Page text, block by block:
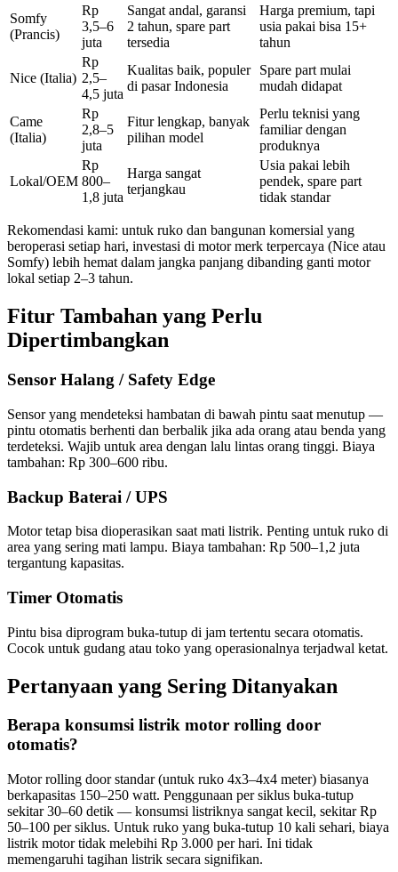
Somfy
(Prancis)
Rp
3,5–6
juta
Sangat andal, garansi
2 tahun, spare part
tersedia
Harga premium, tapi
usia pakai bisa 15+
tahun
Nice (Italia)
Rp
2,5–
4,5 juta
Kualitas baik, populer
di pasar Indonesia
Spare part mulai
mudah didapat
Came
(Italia)
Rp
2,8–5
juta
Fitur lengkap, banyak
pilihan model
Perlu teknisi yang
familiar dengan
produknya
Lokal/OEM
Rp
800–
1,8 juta
Harga sangat
terjangkau
Usia pakai lebih
pendek, spare part
tidak standar
Rekomendasi kami: untuk ruko dan bangunan komersial yang
beroperasi setiap hari, investasi di motor merk terpercaya (Nice atau
Somfy) lebih hemat dalam jangka panjang dibanding ganti motor
lokal setiap 2–3 tahun.
Fitur Tambahan yang Perlu
Dipertimbangkan
Sensor Halang / Safety Edge
Sensor yang mendeteksi hambatan di bawah pintu saat menutup —
pintu otomatis berhenti dan berbalik jika ada orang atau benda yang
terdeteksi. Wajib untuk area dengan lalu lintas orang tinggi. Biaya
tambahan: Rp 300–600 ribu.
Backup Baterai / UPS
Motor tetap bisa dioperasikan saat mati listrik. Penting untuk ruko di
area yang sering mati lampu. Biaya tambahan: Rp 500–1,2 juta
tergantung kapasitas.
Timer Otomatis
Pintu bisa diprogram buka-tutup di jam tertentu secara otomatis.
Cocok untuk gudang atau toko yang operasionalnya terjadwal ketat.
Pertanyaan yang Sering Ditanyakan
Berapa konsumsi listrik motor rolling door
otomatis?
Motor rolling door standar (untuk ruko 4x3–4x4 meter) biasanya
berkapasitas 150–250 watt. Penggunaan per siklus buka-tutup
sekitar 30–60 detik — konsumsi listriknya sangat kecil, sekitar Rp
50–100 per siklus. Untuk ruko yang buka-tutup 10 kali sehari, biaya
listrik motor tidak melebihi Rp 3.000 per hari. Ini tidak
memengaruhi tagihan listrik secara signifikan.